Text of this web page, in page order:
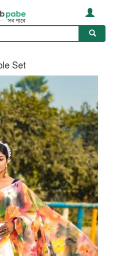
Set